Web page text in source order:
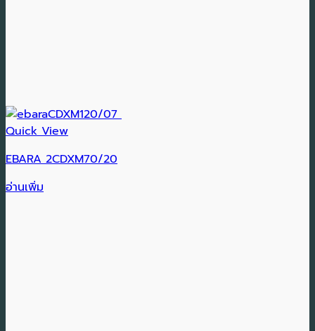
Quick View
EBARA 2CDXM70/20
อ่านเพิ่ม